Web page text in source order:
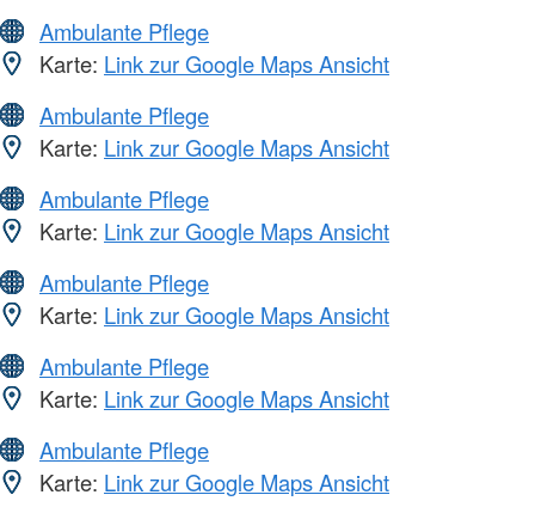
Ambulante Pflege
Karte: Link zur Google Maps Ansicht
Ambulante Pflege
Karte: Link zur Google Maps Ansicht
Ambulante Pflege
Karte: Link zur Google Maps Ansicht
Ambulante Pflege
Karte: Link zur Google Maps Ansicht
Ambulante Pflege
Karte: Link zur Google Maps Ansicht
Ambulante Pflege
Karte: Link zur Google Maps Ansicht